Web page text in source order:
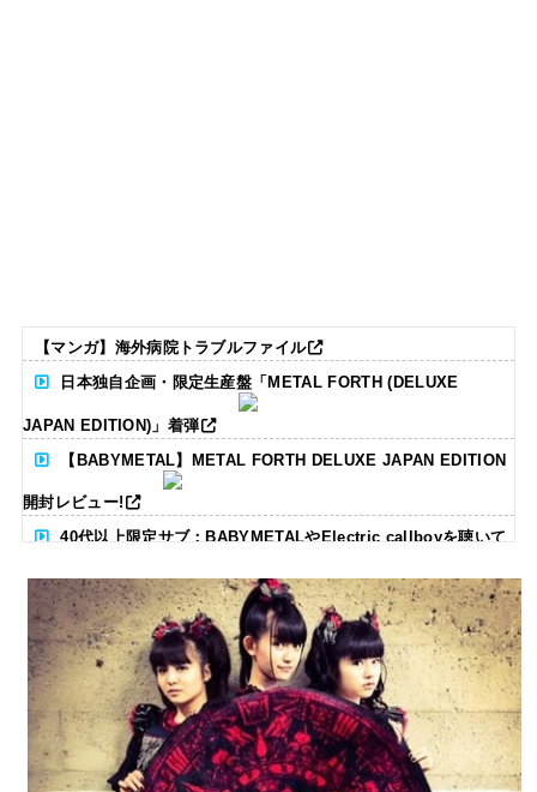
【マンガ】海外病院トラブルファイル
日本独自企画・限定生産盤「METAL FORTH (DELUXE
JAPAN EDITION)」着弾
【BABYMETAL】METAL FORTH DELUXE JAPAN EDITION
開封レビュー!
40代以上限定サブ：BABYMETALやElectric callboyを聴いて
る人いる？ 【海外の反応】
BABYMETAL「CANNONBALL外伝」グッズ販売決定
タワーレコード新宿店にてBABYMETALのパネル展が開催中
Powered by livedoor 相互RSS